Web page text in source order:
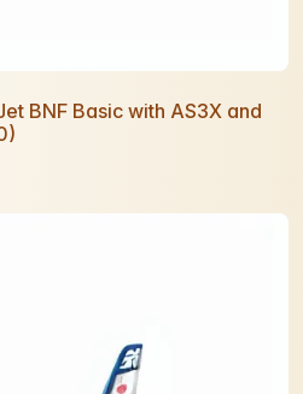
BNF Basic with AS3X and